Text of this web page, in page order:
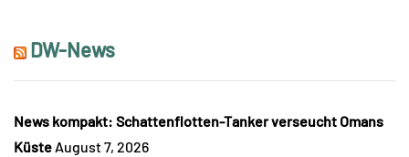
DW-News
News kompakt: Schattenflotten-Tanker verseucht Omans
Küste August 7, 2026